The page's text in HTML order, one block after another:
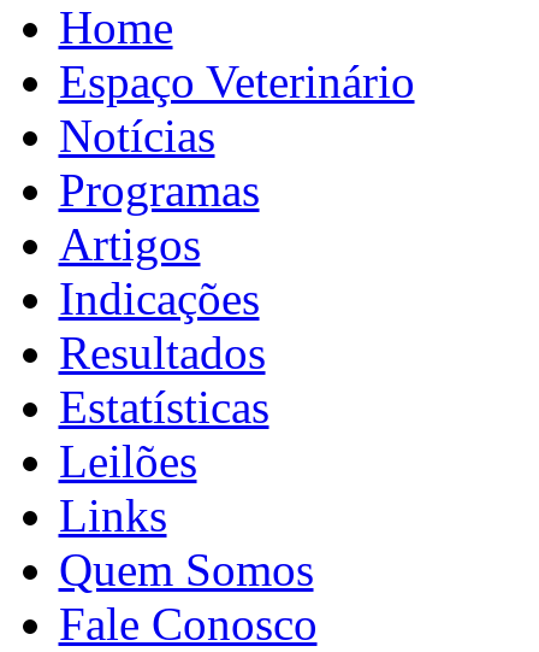
Home
Espaço Veterinário
Notícias
Programas
Artigos
Indicações
Resultados
Estatísticas
Leilões
Links
Quem Somos
Fale Conosco